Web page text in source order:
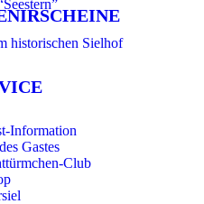
historischen Sielhof
Information
Gastes
Club